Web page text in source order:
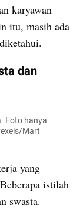
karyawan
itu, masih ada
dan
Foto hanya
Mart
yang
istilah
swasta.